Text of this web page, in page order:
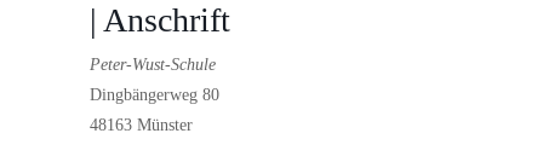
| Anschrift
Peter-Wust-Schule
Dingbängerweg 80
48163 Münster